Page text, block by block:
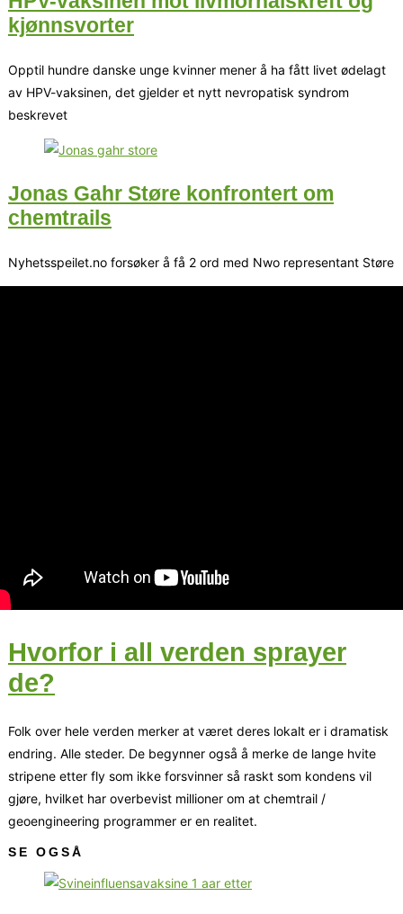
kjønnsvorter
Opptil hundre danske unge kvinner mener å ha fått livet ødelagt
av HPV-vaksinen, det gjelder et nytt nevropatisk syndrom
beskrevet
Jonas Gahr Støre konfrontert om
chemtrails
Nyhetsspeilet.no forsøker å få 2 ord med Nwo representant Støre
Hvorfor i all verden sprayer
de?
Folk over hele verden merker at været deres lokalt er i dramatisk
endring. Alle steder. De begynner også å merke de lange hvite
stripene etter fly som ikke forsvinner så raskt som kondens vil
gjøre, hvilket har overbevist millioner om at chemtrail /
geoengineering programmer er en realitet.
SE OGSÅ